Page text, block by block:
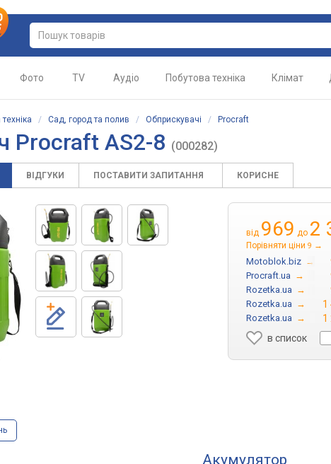
Фото TV Аудіо Побутова техніка Клімат
/ Сад, город та полив / Обприскувачі / Procraft
Procraft AS2-8 (000282)
ВІДГУКИ ПОСТАВИТИ ЗАПИТАННЯ КОРИСНЕ
від 969 до 2
Порівняти ціни 9 →
Motoblok.biz →
Procraft.ua →
Rozetka.ua →
Rozetka.ua → 1
Rozetka.ua →
1
в список
Акумулятор